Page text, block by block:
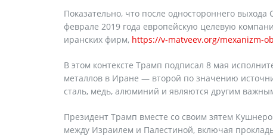
Показательно, что после одностороннего
феврале 2019 года европейскую целевую
иранских фирм, https://v-matveev.org/mexanizm-
В этом контексте Трамп подписал 8 мая
металлов в Иране — второй по значению
сталь, медь, алюминий и являются другим
Президент Трамп вместе со своим зятем
между Израилем и Палестиной, включая